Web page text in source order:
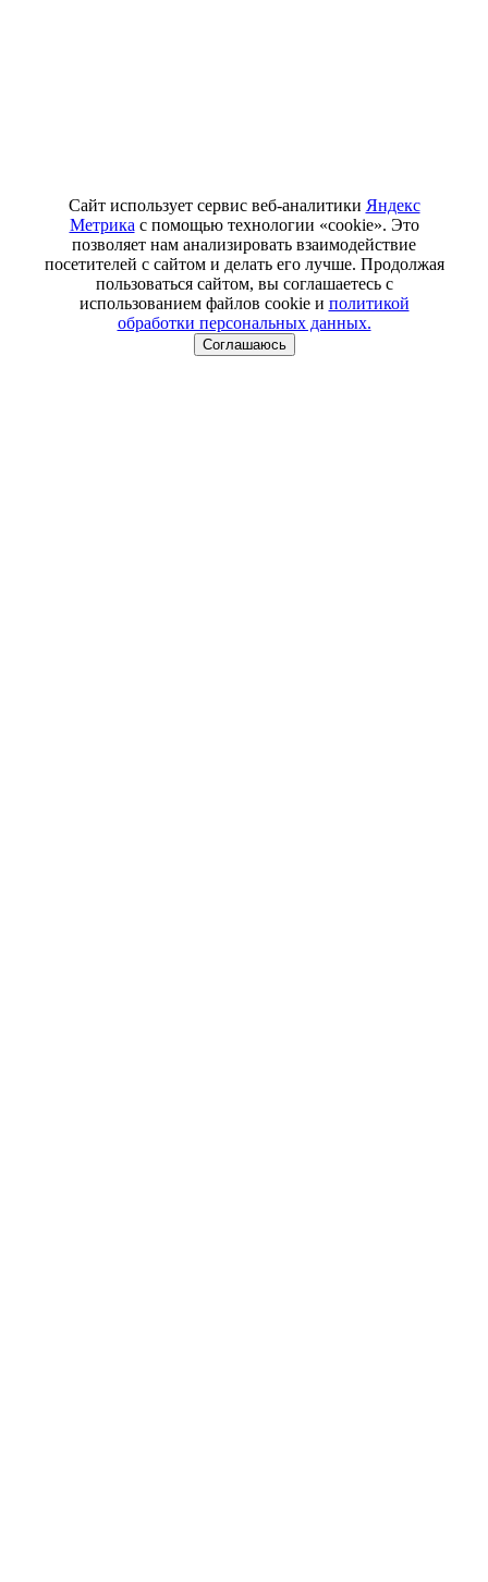
Сайт использует сервис веб-аналитики Яндекс
Метрика с помощью технологии «cookie». Это
позволяет нам анализировать взаимодействие
посетителей с сайтом и делать его лучше. Продолжая
пользоваться сайтом, вы соглашаетесь с
использованием файлов cookie и политикой
обработки персональных данных.
Соглашаюсь